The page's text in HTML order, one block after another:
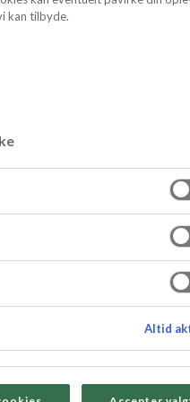
med smak av
vispad grädde
kan tilbyde.
Altid